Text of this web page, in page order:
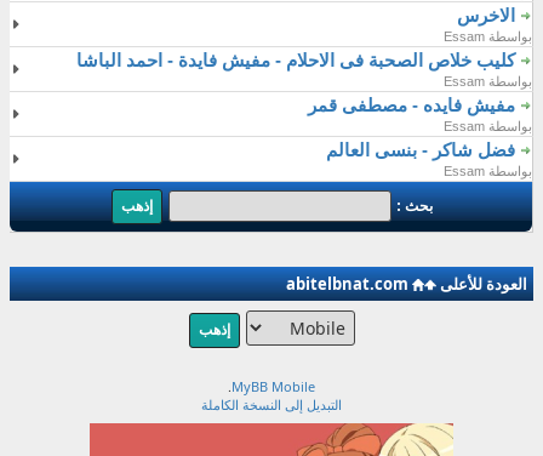
الاخرس
بواسطة Essam
كليب خلاص الصحبة فى الاحلام - مفيش فايدة - احمد الباشا
بواسطة Essam
مفيش فايده - مصطفى قمر
بواسطة Essam
فضل شاكر - بنسى العالم
بواسطة Essam
بحث :
العودة للأعلى abitelbnat.com
MyBB Mobile
.
التبديل إلى النسخة الكاملة